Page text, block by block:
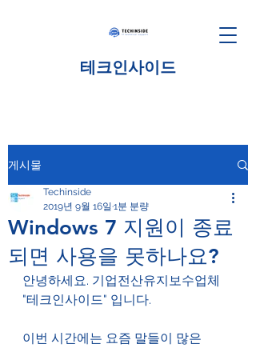
테크인사이드
게시물
Windows 7 지원이 종료
되면 사용을 못하나요?
Techinside
2019년 9월 16일 1분 분량
안녕하세요. 기업전산유지보수업체
"테크인사이드" 입니다.
이번 시간에는 요즘 말들이 많은